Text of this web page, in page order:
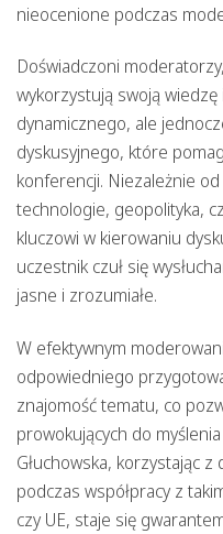
nieocenione podczas
Doświadczoni
wykorzystują swoją
dynamicznego, ale
dyskusyjnego, które
konferencji. Niezależnie
technologie, geopolityka,
kluczowi w kierowaniu
uczestnik czuł się
jasne i zrozumiałe.
W efektywnym
odpowiedniego
znajomość tematu, co
prowokujących do
Głuchowska, korzystając
podczas współpracy z
czy UE, staje się